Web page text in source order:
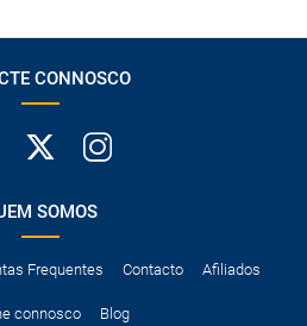
CONNOSCO
SOMOS
Frequentes Contacto Afiliados
connosco Blog